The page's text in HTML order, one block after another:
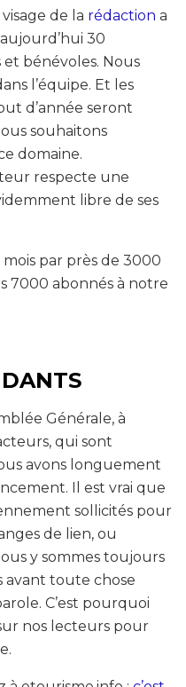
de la rédaction a
30
bénévoles. Nous
l’équipe. Et les
d’année seront
souhaitons
domaine.
respecte une
libre de ses
mois par près de 3000
7000 abonnés à notre
Générale, à
qui sont
avons longuement
Il est vrai que
sollicités pour
de lien, ou
y sommes toujours
avant toute chose
C’est pourquoi
nos lecteurs pour